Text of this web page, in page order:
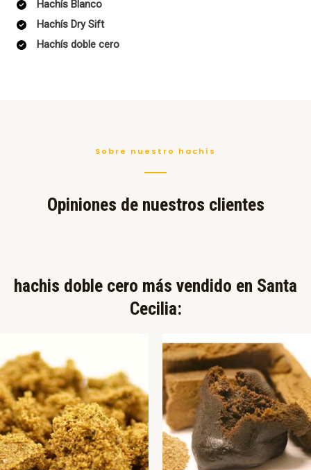
Hachís Blanco
Hachís Dry Sift
Hachís doble cero
Sobre nuestro hachís
Opiniones de nuestros clientes
hachis doble cero más vendido en Santa
Cecilia:​